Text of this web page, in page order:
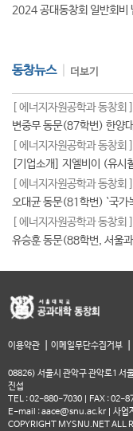
2024 공대동창회 일반회
동창뉴스 더보기
[ 에너지자원공학과 동창회 ]
[ 에너지자원공학과 동창회 ]
[기업소개] 지엘비이 (유
[ 에너지자원공학과 동창회 ]
[ 에너지자원공학과 동창회 ]
이용약관 이메일무단수집거부
08826) 서울시 관악구 관악로1 서
진섭
TEL : 02-880-7030 | FAX : 02-
E-mail : aace@snu.ac.kr | 사업
COPYRIGHT MYSNU.NET ALL